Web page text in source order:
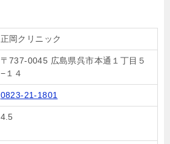
正岡クリニック
〒737-0045 広島県呉市本通１丁目５
−１４
0823-21-1801
4.5